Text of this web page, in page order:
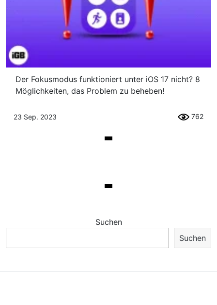
Der Fokusmodus funktioniert unter iOS 17 nicht? 8
Möglichkeiten, das Problem zu beheben!
23 Sep. 2023 762
Suchen
Suchen